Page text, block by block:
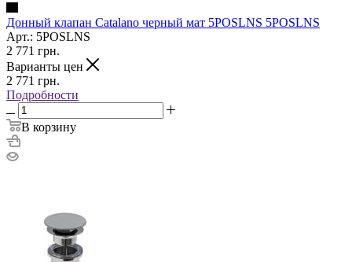
Донный клапан Catalano черный мат 5POSLNS 5POSLNS
Арт.: 5POSLNS
2 771 грн.
Варианты цен
2 771 грн.
Подробности
В корзину